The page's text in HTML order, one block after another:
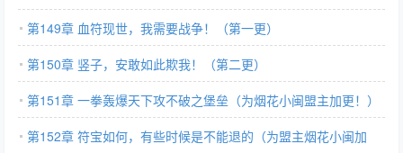
第149章 血符现世，我需要战争！（第一更）
第150章 竖子，安敢如此欺我！（第二更）
第151章 一拳轰爆天下攻不破之堡垒（为烟花小闽盟主加更！）
第152章 符宝如何，有些时候是不能退的（为盟主烟花小闽加